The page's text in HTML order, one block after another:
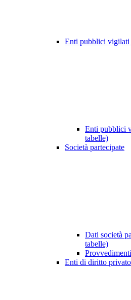
Enti pubblici vigilati
Enti pubblici
tabelle)
Società partecipate
Dati società
tabelle)
Provvedimenti
Enti di diritto